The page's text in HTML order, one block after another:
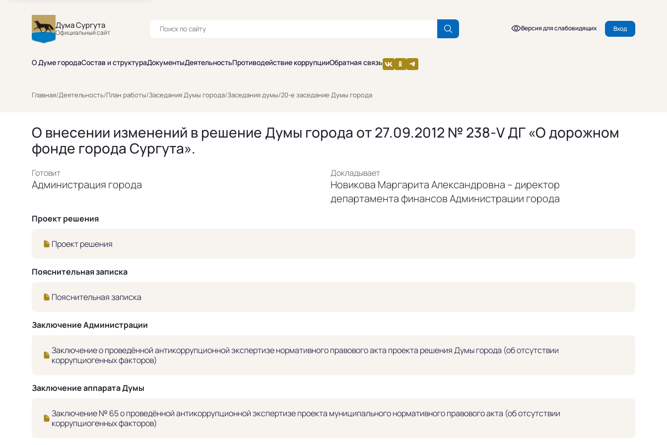
Дума Сургута
Официальный сайт
Версия для слабовидящих Вход
О Думе городаСостав и структураДокументыДеятельностьПротиводействие коррупцииОбратная связь
Главная/Деятельность/План работы/Заседания Думы города/Заседания думы/20-е заседание Думы города
О внесении изменений в решение Думы города от 27.09.2012 № 238-V ДГ «О дорожном
фонде города Сургута».
Готовит
Администрация города
Докладывает
Новикова Маргарита Александровна – директор
департамента финансов Администрации города
Проект решения
Проект решения
Пояснительная записка
Пояснительная записка
Заключение Администрации
Заключение о проведённой антикоррупционной экспертизе нормативного правового акта проекта решения Думы города (об отсутствии
коррупциогенных факторов)
Заключение аппарата Думы
Заключение № 65 о проведённой антикоррупционной экспертизе проекта муниципального нормативного правового акта (об отсутствии
коррупциогенных факторов)